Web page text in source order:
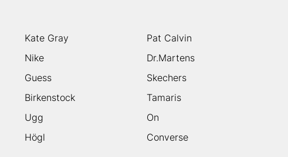
Kate Gray
Pat Calvin
Nike
Dr.Martens
Guess
Skechers
Birkenstock
Tamaris
Ugg
On
Högl Converse